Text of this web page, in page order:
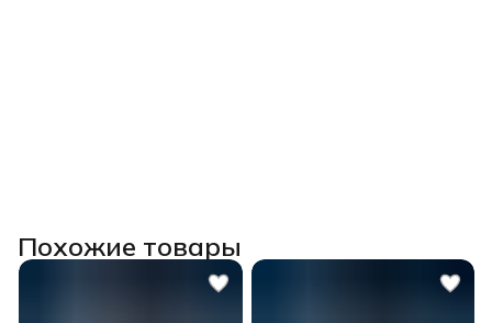
Похожие товары